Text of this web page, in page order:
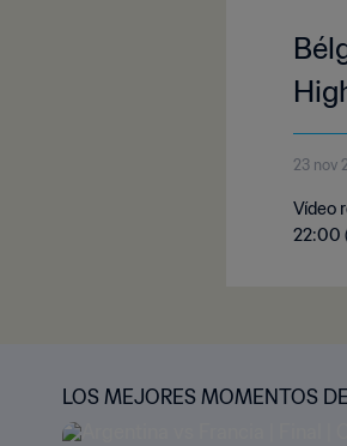
23 nov
Vídeo
22:00
LOS MEJORES MOMENTOS